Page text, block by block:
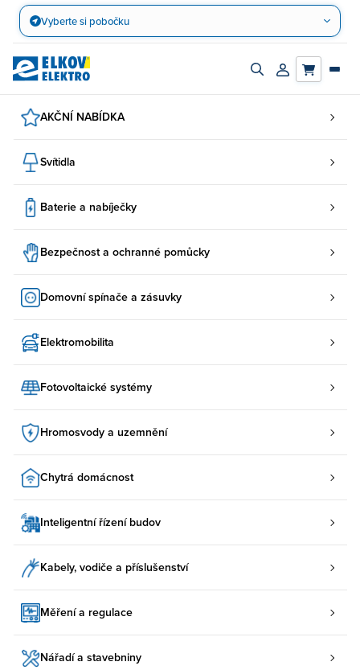
Přejít
obsah
Vyberte si pobočku
Zapnout/vypnout
Přihlásit/
AKČNÍ NABÍDKA
Svítidla
Baterie a nabíječky
Bezpečnost a ochranné pomůcky
Domovní spínače a zásuvky
Elektromobilita
Fotovoltaické systémy
Hromosvody a uzemnění
Chytrá domácnost
Inteligentní řízení budov
Kabely, vodiče a příslušenství
Měření a regulace
Nářadí a stavebniny